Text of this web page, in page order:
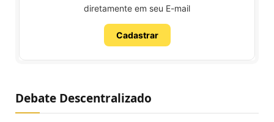
diretamente em seu E-mail
Cadastrar
Debate Descentralizado